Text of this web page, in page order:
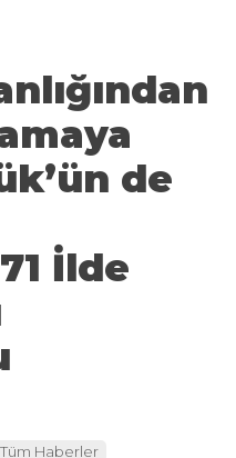
de
İlde
Tüm Haberler